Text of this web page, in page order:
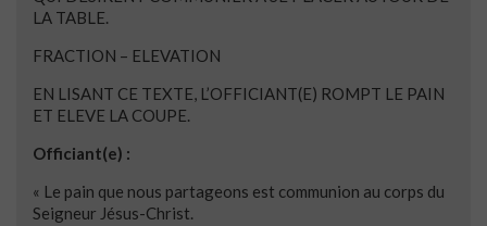
LA TABLE.
FRACTION – ELEVATION
EN LISANT CE TEXTE, L’OFFICIANT(E) ROMPT LE PAIN
ET ELEVE LA COUPE.
Officiant(e) :
« Le pain que nous partageons est communion au corps du
Seigneur Jésus-Christ.